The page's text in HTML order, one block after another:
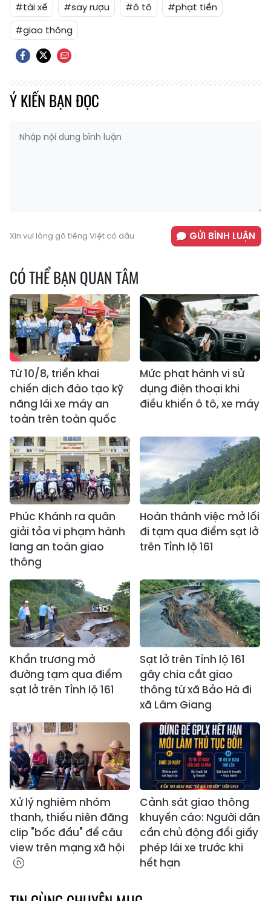
#tài xế #say rượu #ô tô
#phạt tiền
#giao thông
Ý KIẾN BẠN ĐỌC
Xin vui lòng gõ tiếng Việt có dấu GỬI BÌNH LUẬN
CÓ THỂ BẠN QUAN TÂM
Từ 10/8, triển khai
chiến dịch đào tạo kỹ
năng lái xe máy an
toàn trên toàn quốc
Mức phạt hành vi sử
dụng điện thoại khi
điều khiển ô tô, xe máy
Phúc Khánh ra quân
giải tỏa vi phạm hành
lang an toàn giao
thông
Hoàn thành việc mở lối
đi tạm qua điểm sạt lở
trên Tỉnh lộ 161
Khẩn trương mở
đường tạm qua điểm
sạt lở trên Tỉnh lộ 161
Sạt lở trên Tỉnh lộ 161
gây chia cắt giao
thông từ xã Bảo Hà đi
xã Lâm Giang
Xử lý nghiêm nhóm
thanh, thiếu niên đăng
clip "bốc đầu" để câu
view trên mạng xã hội
Cảnh sát giao thông
khuyến cáo: Người dân
cần chủ động đổi giấy
phép lái xe trước khi
hết hạn